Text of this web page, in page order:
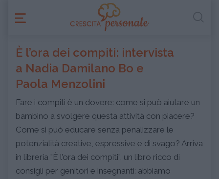
È l’ora dei compiti: intervista
a Nadia Damilano Bo e
Paola Menzolini
Fare i compiti è un dovere: come si può aiutare un
bambino a svolgere questa attività con piacere?
Come si può educare senza penalizzare le
potenzialità creative, espressive e di svago? Arriva
in libreria "È l’ora dei compiti", un libro ricco di
consigli per genitori e insegnanti: abbiamo